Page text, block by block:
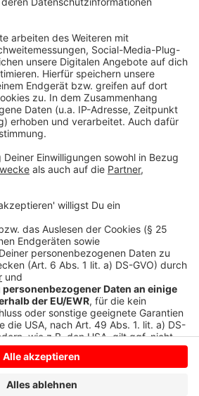
Änderung des
in NRW und gegen
bei einer gleich gerichteten
Wochenende in
haben soll.